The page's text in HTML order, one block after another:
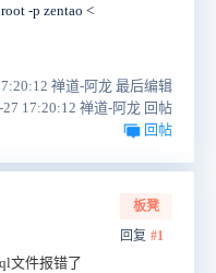
-p zentao <
禅道-阿龙 最后编辑
27 17:20:12 禅道-阿龙 回帖
回帖
板凳
回复 #1
文件报错了